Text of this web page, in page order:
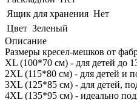
Ящик для хранения Нет
Цвет Зеленый
Описание
Размеры кресел-мешков от
XL (100*70 см) - для детей до
2XL (115*80 см) - для детей и
3XL (125*85 см) - для детей,
4XL (135*95 см) - идеально